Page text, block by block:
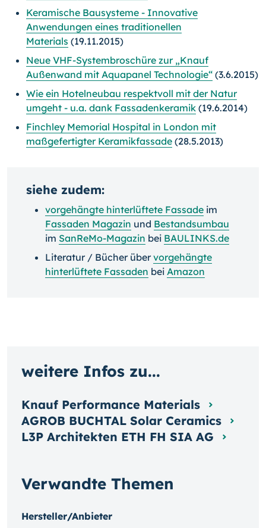
Keramische Bausysteme - Innovative
Anwendungen eines traditionellen
Materials (19.11.2015)
Neue VHF-Systembroschüre zur „Knauf
Außenwand mit Aquapanel Technologie“ (3.6.2015)
Wie ein Hotelneubau respektvoll mit der Natur
umgeht - u.a. dank Fassadenkeramik (19.6.2014)
Finchley Memorial Hospital in London mit
maßgefertigter Keramikfassade (28.5.2013)
siehe zudem:
vorgehängte hinterlüftete Fassade im
Fassaden Magazin und Bestandsumbau
im SanReMo-Magazin bei BAULINKS.de
Literatur / Bücher übervorgehängte
hinterlüftete Fassaden bei Amazon
Verwandte Themen
Hersteller/Anbieter
weitere Infos zu...
Knauf Performance Materials
AGROB BUCHTAL Solar Ceramics
L3P Architekten ETH FH SIA AG